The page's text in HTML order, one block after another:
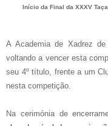
Início da Final da XXXV
A Academia de Xadrez de
voltando a vencer esta
seu 4º título, frente a um
nesta competição.
Na cerimónia de